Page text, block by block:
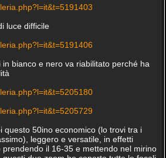
luce difficile
bianco e nero va riabilitato perché ha
questo 50ino economico (lo trovi tra i
leggero e versatile, in effetti
il 16-35 e mettendo nel mirino